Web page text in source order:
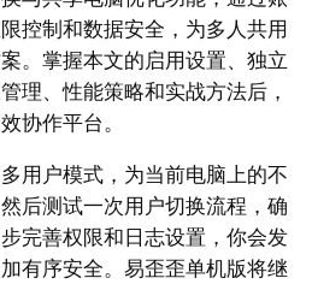
控制和数据安全，为多人共用
。掌握本文的启用设置、独立
理、性能策略和实战方法后，
协作平台。
用户模式，为当前电脑上的不
后测试一次用户切换流程，确
完善权限和日志设置，你会发
有序安全。易歪歪单机版将继